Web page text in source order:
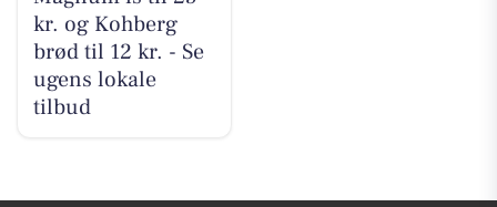
kr. og Kohberg
brød til 12 kr. - Se
ugens lokale
tilbud